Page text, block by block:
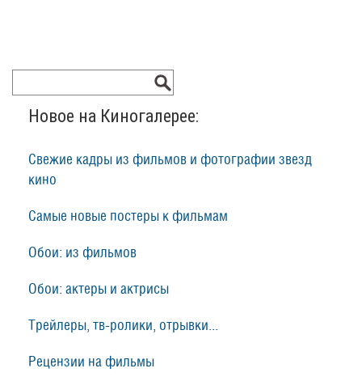
Новое на Киногалерее:
Свежие кадры из фильмов и фотографии звезд
кино
Самые новые постеры к фильмам
Обои: из фильмов
Обои: актеры и актрисы
Трейлеры, тв-ролики, отрывки...
Рецензии на фильмы